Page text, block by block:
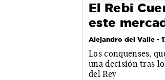
El Rebi
este
Alejandro del Valle -
Los conquenses,
una decisión tras
del Rey